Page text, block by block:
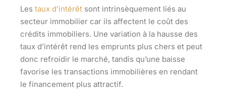
Les taux d’intérêt sont intrinsèquement liés au
secteur immobilier car ils affectent le coût des
crédits immobiliers. Une variation à la hausse des
taux d’intérêt rend les emprunts plus chers et peut
donc refroidir le marché, tandis qu’une baisse
favorise les transactions immobilières en rendant
le financement plus attractif.